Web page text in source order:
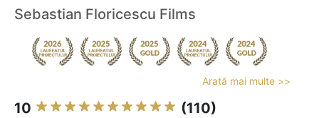
Sebastian Floricescu Films
Arată mai multe >>
10 (110)